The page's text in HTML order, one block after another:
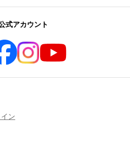
式アカウント
ン